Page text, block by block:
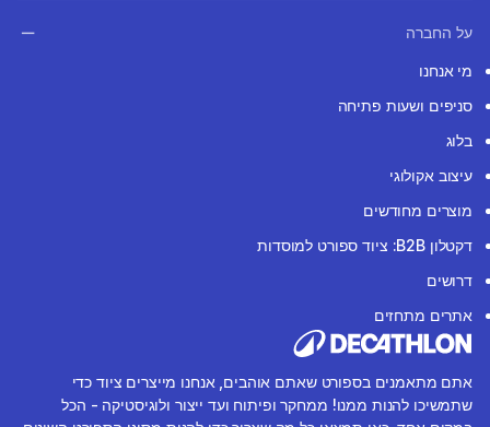
על החברה
מי אנחנו
סניפים ושעות פתיחה
בלוג
עיצוב אקולוגי
מוצרים מחודשים
דקטלון B2B: ציוד ספורט למוסדות
דרושים
אתרים מתחזים
אתם מתאמנים בספורט שאתם אוהבים, אנחנו מייצרים ציוד כדי
שתמשיכו להנות ממנו! ממחקר ופיתוח ועד ייצור ולוגיסטיקה - הכל